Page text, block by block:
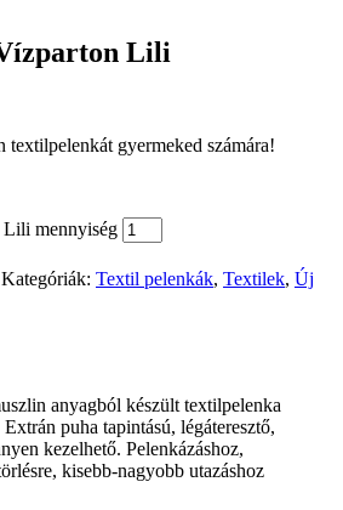
Lili
gyermeked számára!
mennyiség
Kategóriák: Textil pelenkák, Textilek, Új
anyagból készült textilpelenka
puha tapintású, légáteresztő,
kezelhető. Pelenkázáshoz,
kisebb-nagyobb utazáshoz